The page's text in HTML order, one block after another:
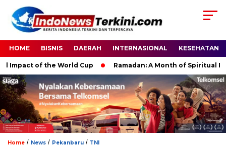
HOME BISNIS DAERAH INTERNASIONAL KESEHATAN
of the World Cup Ramadan: A Month of Spiritual
Home / News / Pekanbaru / TNI